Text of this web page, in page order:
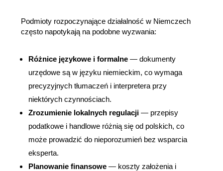
Podmioty rozpoczynające działalność w Niemczech
często napotykają na podobne wyzwania:
Różnice językowe i formalne — dokumenty
urzędowe są w języku niemieckim, co wymaga
precyzyjnych tłumaczeń i interpretera przy
niektórych czynnościach.
Zrozumienie lokalnych regulacji — przepisy
podatkowe i handlowe różnią się od polskich, co
może prowadzić do nieporozumień bez wsparcia
eksperta.
Planowanie finansowe — koszty założenia i